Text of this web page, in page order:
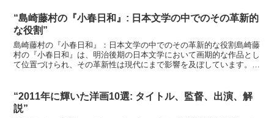
“島崎藤村の『小春日和』: 日本文学の中でのその革新的
な役割”
島崎藤村の『小春日和』：日本文学の中でのその革新的な役割島崎藤
村の『小春日和』は、明治後期の日本文学において画期的な作品とし
て位置づけられ、その革新性は現代にまで影響を及ぼしています。自
“2011年に輝いた洋画10選: タイトル、監督、出演、解
説”